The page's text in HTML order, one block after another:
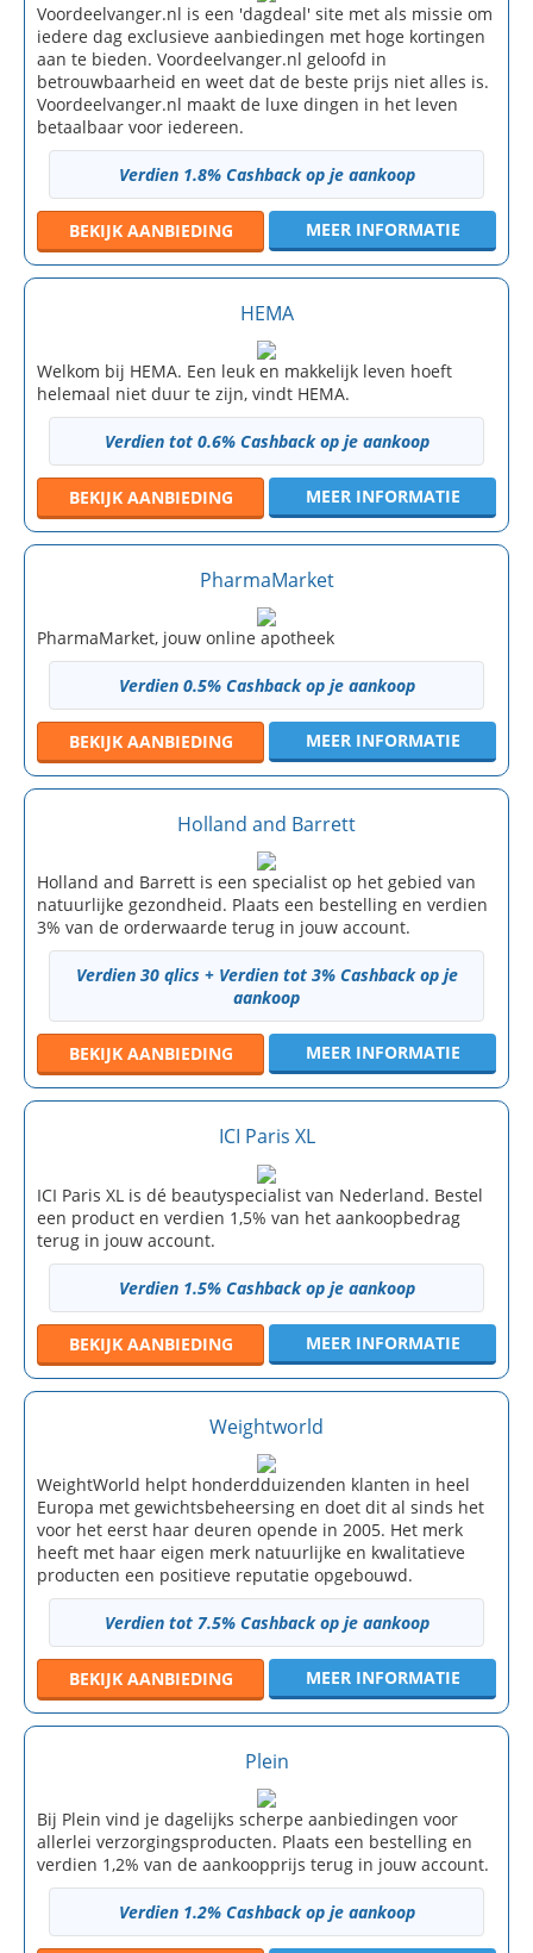
Voordeelvanger.nl is een 'dagdeal' site met als missie om
iedere dag exclusieve aanbiedingen met hoge kortingen
aan te bieden. Voordeelvanger.nl geloofd in
betrouwbaarheid en weet dat de beste prijs niet alles is.
Voordeelvanger.nl maakt de luxe dingen in het leven
betaalbaar voor iedereen.
Verdien 1.8% Cashback op je aankoop
BEKIJK AANBIEDING MEER INFORMATIE
HEMA
Welkom bij HEMA. Een leuk en makkelijk leven hoeft
helemaal niet duur te zijn, vindt HEMA.
Verdien tot 0.6% Cashback op je aankoop
BEKIJK AANBIEDING MEER INFORMATIE
PharmaMarket
PharmaMarket, jouw online apotheek
Verdien 0.5% Cashback op je aankoop
BEKIJK AANBIEDING MEER INFORMATIE
Holland and Barrett
Holland and Barrett is een specialist op het gebied van
natuurlijke gezondheid. Plaats een bestelling en verdien
3% van de orderwaarde terug in jouw account.
Verdien 30 qlics + Verdien tot 3% Cashback op je
aankoop
BEKIJK AANBIEDING MEER INFORMATIE
ICI Paris XL
ICI Paris XL is dé beautyspecialist van Nederland. Bestel
een product en verdien 1,5% van het aankoopbedrag
terug in jouw account.
Verdien 1.5% Cashback op je aankoop
BEKIJK AANBIEDING MEER INFORMATIE
Weightworld
WeightWorld helpt honderdduizenden klanten in heel
Europa met gewichtsbeheersing en doet dit al sinds het
voor het eerst haar deuren opende in 2005. Het merk
heeft met haar eigen merk natuurlijke en kwalitatieve
producten een positieve reputatie opgebouwd.
Verdien tot 7.5% Cashback op je aankoop
BEKIJK AANBIEDING MEER INFORMATIE
Plein
Bij Plein vind je dagelijks scherpe aanbiedingen voor
allerlei verzorgingsproducten. Plaats een bestelling en
verdien 1,2% van de aankoopprijs terug in jouw account.
Verdien 1.2% Cashback op je aankoop